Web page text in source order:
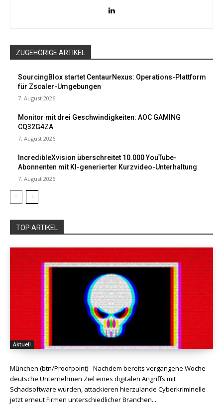
ZUGEHÖRIGE ARTIKEL
SourcingBlox startet CentaurNexus: Operations-Plattform
für Zscaler-Umgebungen
7. August 2026
Monitor mit drei Geschwindigkeiten: AOC GAMING
CQ32G4ZA
7. August 2026
IncredibleXvision überschreitet 10.000 YouTube-
Abonnenten mit KI-generierter Kurzvideo-Unterhaltung
7. August 2026
TOP ARTIKEL
Aktuell
München (btn/Proofpoint) - Nachdem bereits vergangene Woche
deutsche Unternehmen Ziel eines digitalen Angriffs mit
Schadsoftware wurden, attackieren hierzulande Cyberkriminelle
jetzt erneut Firmen unterschiedlicher Branchen....